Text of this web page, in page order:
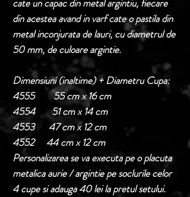
cate un capac din metal argintiu, fiecare
din acestea avand in varf cate o pastila din
metal inconjurata de lauri, cu diametrul de
50 mm, de culoare argintie.
Dimensiuni (inaltime) + Diametru Cupa:
4555 55 cm x 16 cm
4554 51 cm x 14 cm
4553 47 cm x 12 cm
4552 44 cm x 12 cm
Personalizarea se va executa pe o placuta
metalica aurie / argintie pe soclurile celor
4 cupe si adauga 40 lei la pretul setului.